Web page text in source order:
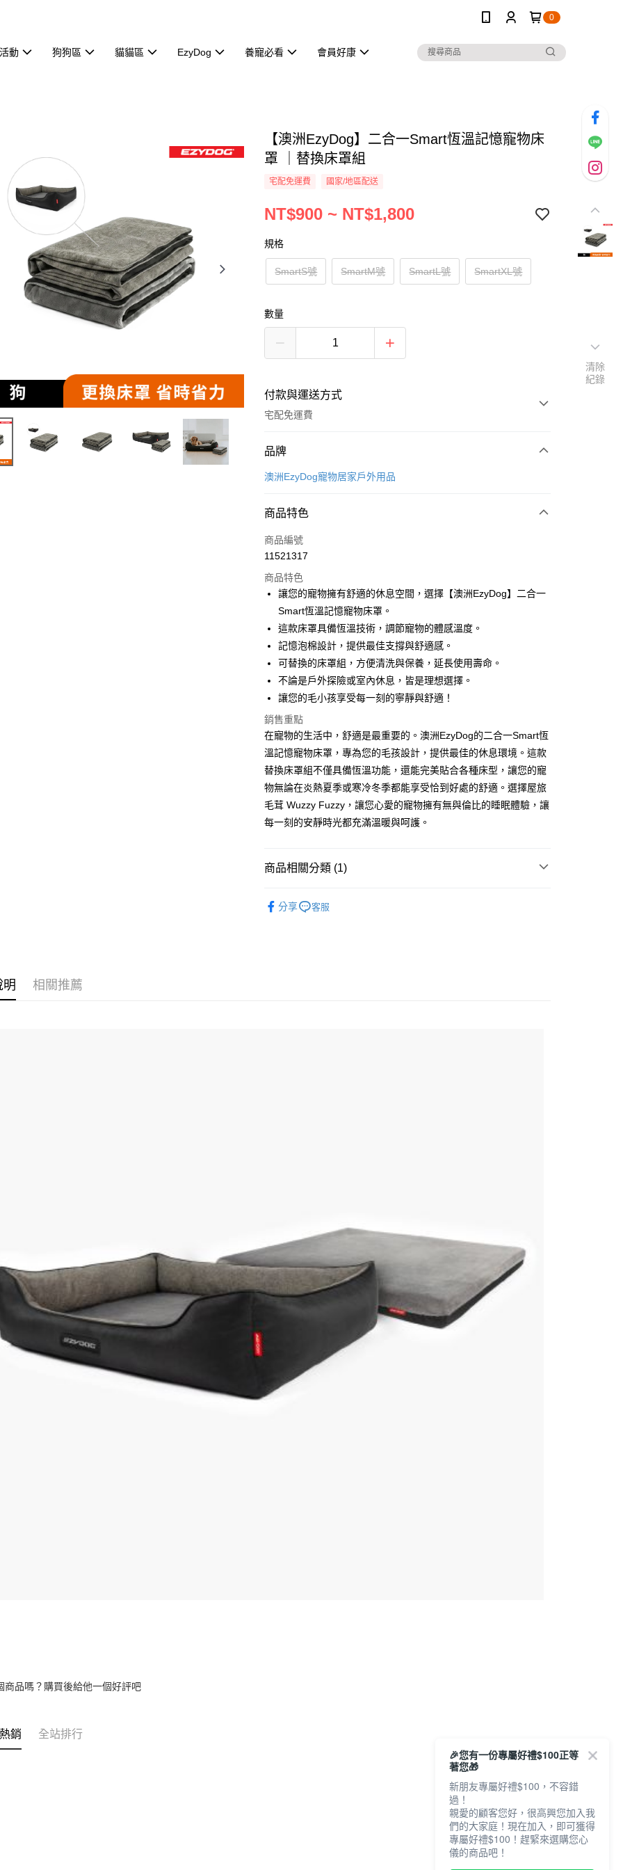
0
動 狗狗區 貓貓區 EzyDog 養寵必看 會員好康
【澳洲EzyDog】二合一Smart恆溫記憶寵物床
罩 ｜替換床罩組
宅配免運費 國家/地區配送
NT$900 ~ NT$1,800
規格
SmartS號 SmartM號 SmartL號 SmartXL號
數量
付款與運送方式
宅配免運費
付款方式
信用卡一次付款
街口支付
悠遊付
運送方式
宅配
每筆NT$100，滿NT$899(含以上)免運費
離島宅配
每筆NT$100，滿NT$899(含以上)免運費
指定商品宅配免運
免運費
海外配送 查看運費
品牌
澳洲EzyDog寵物居家戶外用品
商品特色
商品編號
11521317
商品特色
讓您的寵物擁有舒適的休息空間，選擇【澳洲EzyDog】二合一
Smart恆溫記憶寵物床罩。
這款床罩具備恆溫技術，調節寵物的體感溫度。
記憶泡棉設計，提供最佳支撐與舒適感。
可替換的床罩組，方便清洗與保養，延長使用壽命。
不論是戶外探險或室內休息，皆是理想選擇。
讓您的毛小孩享受每一刻的寧靜與舒適！
銷售重點
在寵物的生活中，舒適是最重要的。澳洲EzyDog的二合一Smart恆
溫記憶寵物床罩，專為您的毛孩設計，提供最佳的休息環境。這款
替換床罩組不僅具備恆溫功能，還能完美貼合各種床型，讓您的寵
物無論在炎熱夏季或寒冷冬季都能享受恰到好處的舒適。選擇屋旅
毛茸 Wuzzy Fuzzy，讓您心愛的寵物擁有無與倫比的睡眠體驗，讓
每一刻的安靜時光都充滿溫暖與呵護。
商品相關分類 (1)
分享
客服
明 相關推薦
商品嗎？購買後給他一個好評吧
銷 全站排行
清除
紀錄
🎉您有一份專屬好禮$100正等
著您🎁
新朋友專屬好禮$100，不容錯
過！
親愛的顧客您好，很高興您加入我
們的大家庭！現在加入，即可獲得
專屬好禮$100！趕緊來選購您心
儀的商品吧！